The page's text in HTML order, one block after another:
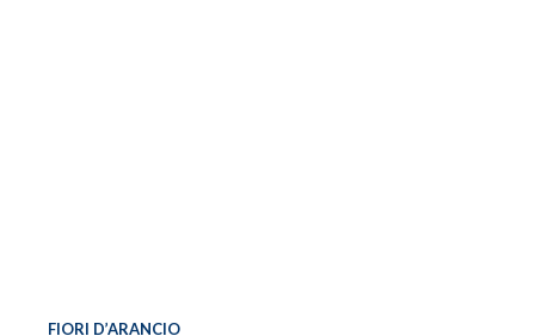
FIORI D’ARANCIO